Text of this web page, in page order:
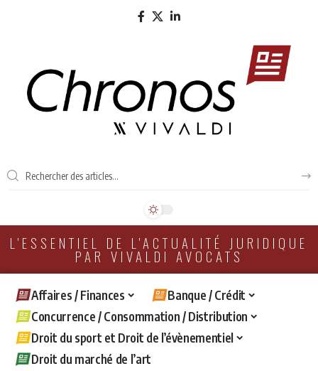
L'ESSENTIEL DE L'ACTUALITÉ JURIDIQUE
PAR VIVALDI AVOCATS
Affaires / Finances
Banque / Crédit
Concurrence / Consommation / Distribution
Droit du sport et Droit de l’évènementiel
Droit du marché de l’art